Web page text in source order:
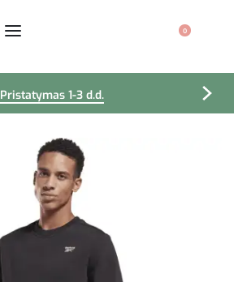
0
Pristatymas 1-3 d.d.